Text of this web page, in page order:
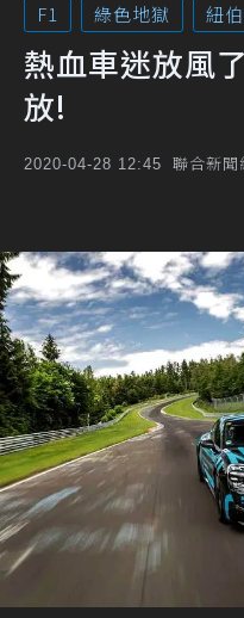
F1
綠色地獄 紐
熱血車迷放風
放!
2020-04-28 12:45 聯合新聞